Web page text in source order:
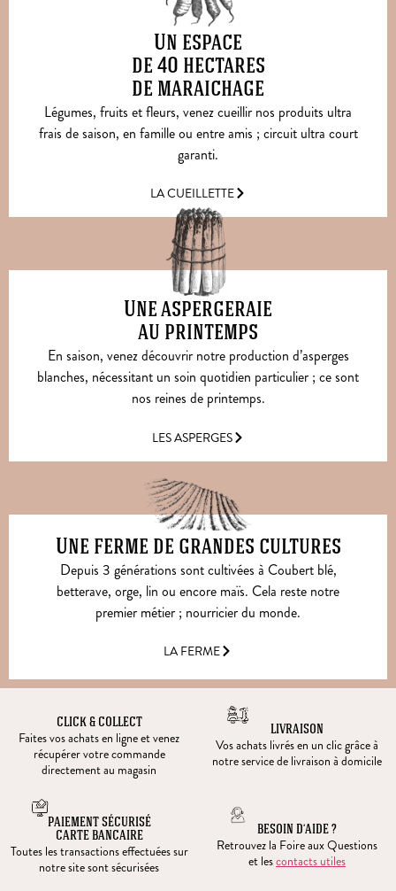
Un espace
de 40 hectares
de maraichage
Légumes, fruits et fleurs, venez cueillir nos produits ultra
frais de saison, en famille ou entre amis ; circuit ultra court
garanti.
LA CUEILLETTE
Une aspergeraie
au printemps
En saison, venez découvrir notre production d’asperges
blanches, nécessitant un soin quotidien particulier ; ce sont
nos reines de printemps.
LES ASPERGES
Une ferme de grandes cultures
Depuis 3 générations sont cultivées à Coubert blé,
betterave, orge, lin ou encore maïs. Cela reste notre
premier métier ; nourricier du monde.
LA FERME
CLICK & COLLECT
Faites vos achats en ligne et venez
récupérer votre commande
directement au magasin
LIVRAISON
Vos achats livrés en un clic grâce à
notre service de livraison à domicile
PAIEMENT SÉCURISÉ
CARTE BANCAIRE
Toutes les transactions effectuées sur
notre site sont sécurisées
BESOIN D’AIDE ?
Retrouvez la Foire aux Questions
et lescontacts utiles